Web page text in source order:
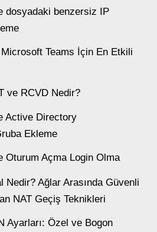
dosyadaki benzersiz IP
Teams İçin En Etkili
ve RCVD Nedir?
Active Directory
Ekleme
Oturum Açma Login Olma
Nedir? Ağlar Arasında Güvenli
NAT Geçiş Teknikleri
Ayarları: Özel ve Bogon